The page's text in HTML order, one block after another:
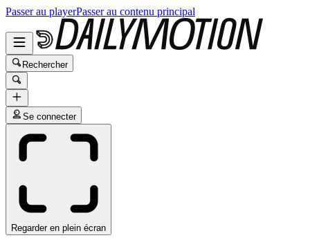
Passer au playerPasser au contenu principal
Rechercher
Se connecter
Regarder en plein écran